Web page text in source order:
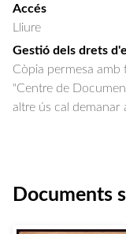
Accés
Lliure
Gestió dels drets
Còpia permesa
"Centre de
altre ús cal demanar
Documents